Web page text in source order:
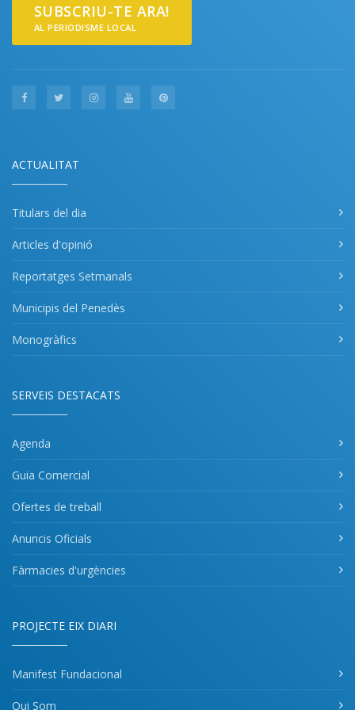
SUBSCRIU-TE ARA!
AL PERIODISME LOCAL
ACTUALITAT
Titulars del dia
Articles d'opinió
Reportatges Setmanals
Municipis del Penedès
Monogràfics
SERVEIS DESTACATS
Agenda
Guia Comercial
Ofertes de treball
Anuncis Oficials
Fàrmacies d'urgències
PROJECTE EIX DIARI
Manifest Fundacional
Qui Som